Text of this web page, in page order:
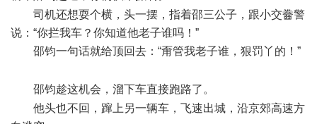
司机还想耍个横，头一摆，指着邵三公子，跟小交齤警
说：“你拦我车？你知道他老子谁吗！”
邵钧一句话就给顶回去：“甭管我老子谁，狠罚丫的！”
邵钧趁这机会，溜下车直接跑路了。
他头也不回，蹿上另一辆车，飞速出城，沿京郊高速方